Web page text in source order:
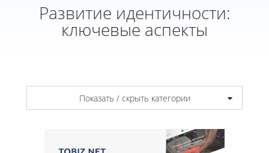
Развитие идентичности:
ключевые аспекты
Показать / скрыть категории